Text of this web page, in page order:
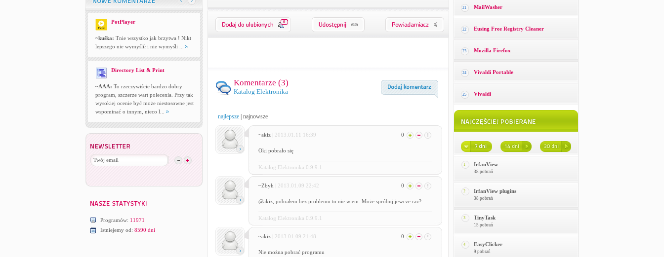
PotPlayer
~kuśka: Tnie wszystko jak brzytwa ! Nikt
lepszego nie wymyślił i nie wymyśli ...
Directory List & Print
~AAA: To rzeczywiście bardzo dobry
program, szczerze wart polecenia. Przy tak
wysokiej ocenie być może niestosowne jest
wspominać o innym, nieco l...
Programów: 11971
Istniejemy od: 8590 dni
0
Komentarze (3)
Katalog Elektronika
najlepsze| najnowsze
~akiz | 2013.01.11 16:39 0
Oki pobrało się
Katalog Elektronika 0.9.9.1
~Zbyh | 2013.01.09 22:42 0
@akiz, pobrałem bez problemu to nie wiem. Może spróbuj jeszcze raz?
Katalog Elektronika 0.9.9.1
~akiz | 2013.01.09 21:48 0
Nie można pobrać programu
21 MailWasher
22 Eusing Free Registry Cleaner
23 Mozilla Firefox
24 Vivaldi Portable
25 Vivaldi
1 IrfanView
38 pobrań
2 IrfanView plugins
38 pobrań
3 TinyTask
15 pobrań
4 EasyClicker
9 pobrań